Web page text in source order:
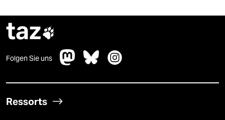
taz
Folgen Sie uns
Ressorts